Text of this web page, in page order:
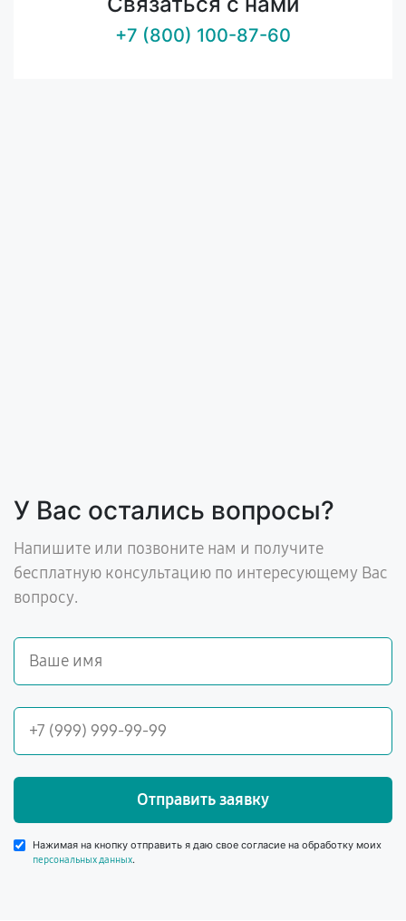
+7 (800) 100-87-60
У Вас остались вопросы?
Напишите или позвоните нам и получите
бесплатную консультацию по интересующему Вас
вопросу.
Отправить заявку
Нажимая на кнопку отправить я даю свое согласие на обработку моих
персональных данных.